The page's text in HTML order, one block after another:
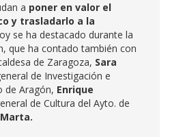
a poner en valor el
y trasladarlo a la
se ha destacado durante la
que ha contado también con
de Zaragoza, Sara
de Investigación e
de Aragón, Enrique
de Cultura del Ayto. de